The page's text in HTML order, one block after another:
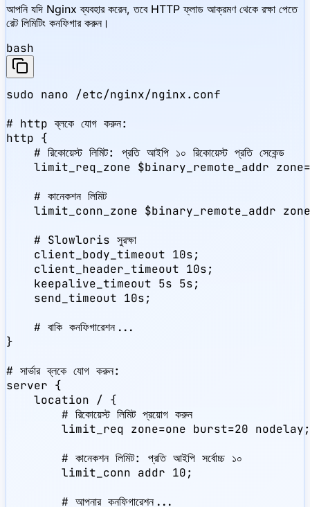
আপনি যদি Nginx ব্যবহার করেন, তবে HTTP ফ্লাড আক্রমণ থেকে রক্ষা পেতে
রেট লিমিটিং কনফিগার করুন।
bash
sudo nano /etc/nginx/nginx.conf
# http ব্লকে যোগ করুন:
http {
    # রিকোয়েস্ট লিমিট: প্রতি আইপি ১০ রিকোয়েস্ট প্রতি সেকেন্ড
limit_req_zone $binary_remote_addr
    # কানেকশন লিমিট
limit_conn_zone $binary_remote_addr
    # Slowloris সুরক্ষা
    client_body_timeout 10s;
    client_header_timeout 10s;
    keepalive_timeout 5s 5s;
    send_timeout 10s;
    # বাকি কনফিগারেশন...
}
# সার্ভার ব্লকে যোগ করুন:
server {
    location / {
        # রিকোয়েস্ট লিমিট প্রয়োগ করুন
        limit_req zone=one burst=20 nodelay;
        # কানেকশন লিমিট: প্রতি আইপি সর্বোচ্চ ১০
        limit_conn addr 10;
        # আপনার কনফিগারেশন...